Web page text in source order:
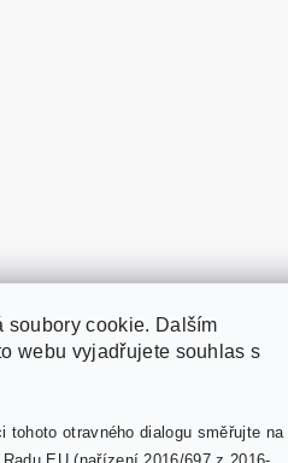
PaperModel.cz
soubory cookie. Dalším
webu vyjadřujete souhlas s
tohoto otravného dialogu směřujte na